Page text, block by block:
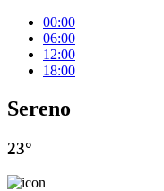
00:00
06:00
12:00
18:00
Sereno
23°